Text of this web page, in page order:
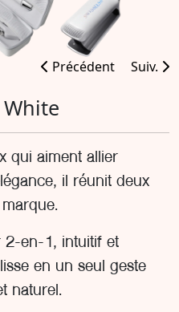
Précédent Suiv.
qui aiment allier
il réunit deux
2-en-1, intuitif et
en un seul geste
naturel.